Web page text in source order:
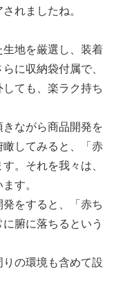
れましたね。
地を厳選し、装着
に収納袋付属で、
ても、楽ラク持ち
ながら商品開発を
してみると、「赤
。それを我々は、
す。
をすると、「赤ち
腑に落ちるという
の環境も含めて設